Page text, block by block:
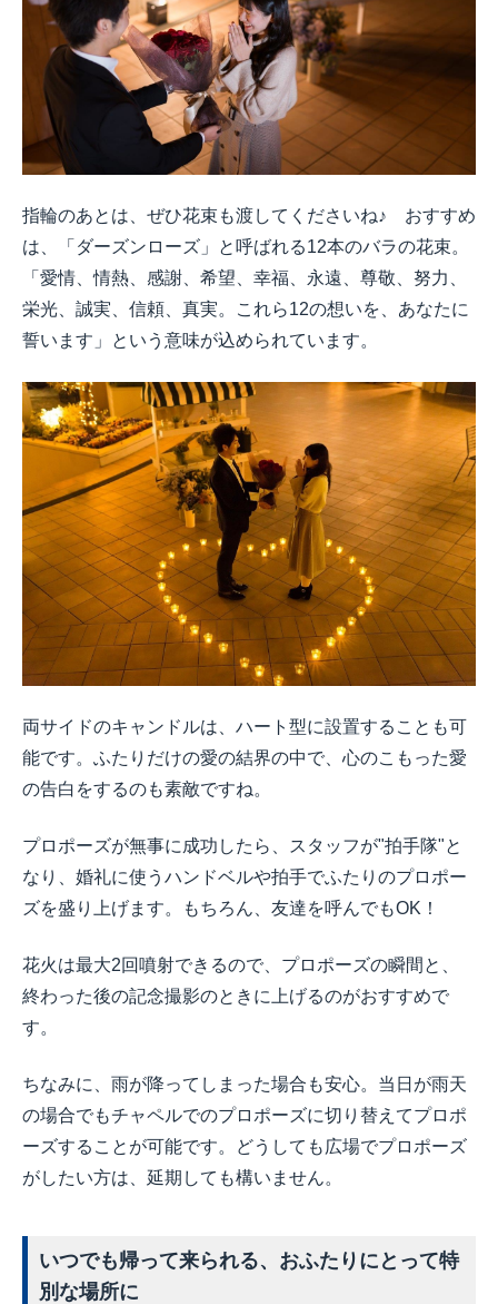
指輪のあとは、ぜひ花束も渡してくださいね♪ おすすめ
は、「ダーズンローズ」と呼ばれる12本のバラの花束。
「愛情、情熱、感謝、希望、幸福、永遠、尊敬、努力、
栄光、誠実、信頼、真実。これら12の想いを、あなたに
誓います」という意味が込められています。
両サイドのキャンドルは、ハート型に設置することも可
能です。ふたりだけの愛の結界の中で、心のこもった愛
の告白をするのも素敵ですね。
プロポーズが無事に成功したら、スタッフが"拍手隊"と
なり、婚礼に使うハンドベルや拍手でふたりのプロポー
ズを盛り上げます。もちろん、友達を呼んでもOK！
花火は最大2回噴射できるので、プロポーズの瞬間と、
終わった後の記念撮影のときに上げるのがおすすめで
す。
ちなみに、雨が降ってしまった場合も安心。当日が雨天
の場合でもチャペルでのプロポーズに切り替えてプロポ
ーズすることが可能です。どうしても広場でプロポーズ
がしたい方は、延期しても構いません。
いつでも帰って来られる、おふたりにとって特
別な場所に